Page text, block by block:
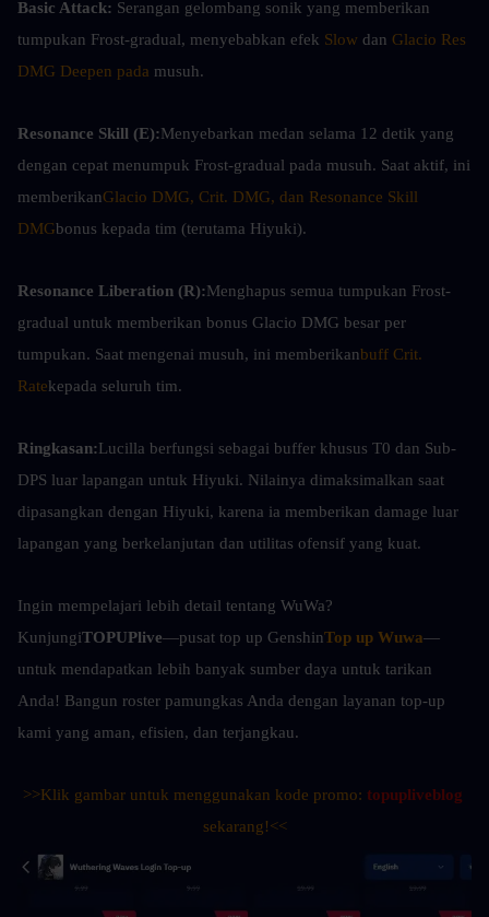
Basic Attack: Serangan gelombang sonik yang memberikan
tumpukan Frost-gradual, menyebabkan efek Slow dan Glacio Res
DMG Deepen pada musuh.
Resonance Skill (E):Menyebarkan medan selama 12 detik yang
dengan cepat menumpuk Frost-gradual pada musuh. Saat aktif, ini
memberikanGlacio DMG, Crit. DMG, dan Resonance Skill
DMGbonus kepada tim (terutama Hiyuki).
Resonance Liberation (R):Menghapus semua tumpukan Frost-
gradual untuk memberikan bonus Glacio DMG besar per
tumpukan. Saat mengenai musuh, ini memberikanbuff Crit.
Ratekepada seluruh tim.
Ringkasan:Lucilla berfungsi sebagai buffer khusus T0 dan Sub-
DPS luar lapangan untuk Hiyuki. Nilainya dimaksimalkan saat
dipasangkan dengan Hiyuki, karena ia memberikan damage luar
lapangan yang berkelanjutan dan utilitas ofensif yang kuat.
Ingin mempelajari lebih detail tentang WuWa?
KunjungiTOPUPlive—pusat top up GenshinTop up Wuwa—
untuk mendapatkan lebih banyak sumber daya untuk tarikan
Anda! Bangun roster pamungkas Anda dengan layanan top-up
kami yang aman, efisien, dan terjangkau.
>>Klik gambar untuk menggunakan kode promo: topupliveblog
sekarang!<<